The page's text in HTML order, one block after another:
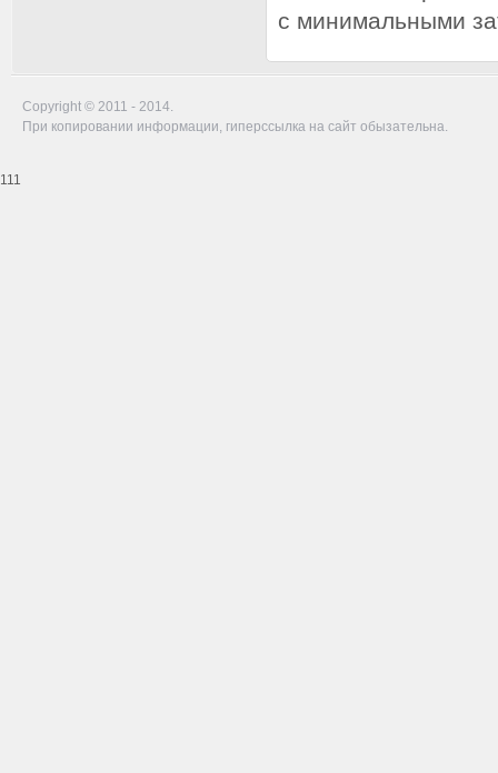
с минимальными
Copyright © 2011 - 2014.
При копировании информации, гиперссылка на сайт обызательна.
111